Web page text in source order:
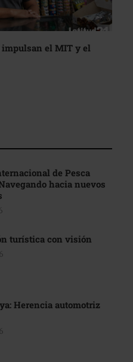
impulsan el MIT y el
de Pesca
hacia nuevos
turística con visión
Herencia automotriz